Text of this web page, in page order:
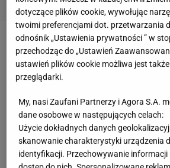
W Arsenalu ma się zacząć era
Wenger ponoć zgodził się z
klubu, że drużyna wymaga
będzie szukał m.in.napastnika,
czy środkowego pomocnika.
Arsenalnatransferyma
funtów. "Daily Mirror" wymienia
dotyczące plików cookie, wywołując
twoimi preferencjami dot. przetwarzania
odnośnik „Ustawienia prywatności ” w
przechodząc do „Ustawień
ustawień plików cookie możliwa jest
przeglądarki.
My, nasi Zaufani Partnerzy i Agora S.A.
dane osobowe w następujących celach:
Użycie dokładnych danych
skanowanie charakterystyki urządzenia
identyfikacji. Przechowywanie informacji